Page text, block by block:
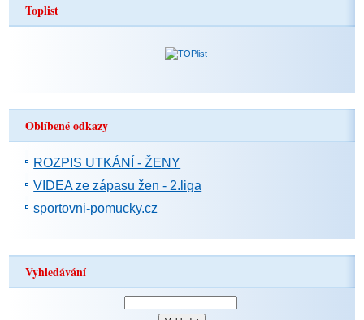
Toplist
Oblíbené odkazy
ROZPIS UTKÁNÍ - ŽENY
VIDEA ze zápasu žen - 2.liga
sportovni-pomucky.cz
Vyhledávání